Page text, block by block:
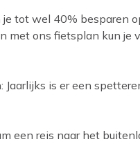
tot wel 40% besparen
met ons fietsplan kun je
is er een
een reis naar het